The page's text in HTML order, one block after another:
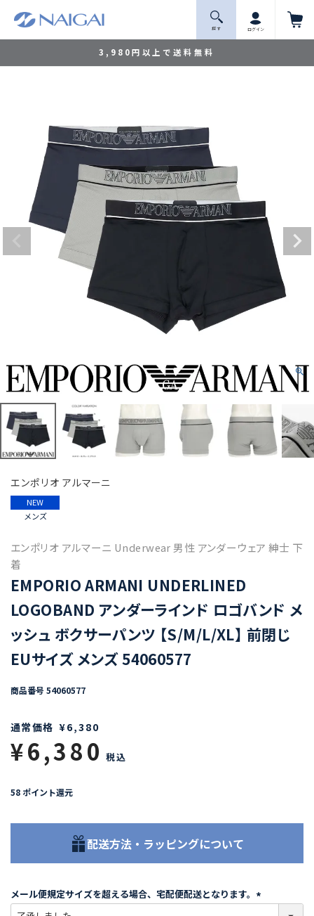
3,980円以上で送料無料
探 す ログイン
エンポリオ アルマーニ
NEW
メンズ
エンポリオ アルマーニ Underwear 男性 アンダーウェア 紳士 下
着
EMPORIO ARMANI UNDERLINED
LOGOBAND アンダーラインド ロゴバンド メ
ッシュ ボクサーパンツ 【S/M/L/XL】 前閉じ
EUサイズ メンズ 54060577
商品番号 54060577
通常価格 ¥6,380
¥6,380 税込
58 ポイント還元
配送方法・ラッピングについて
メール便規定サイズを超える場合、宅配便配送となります。